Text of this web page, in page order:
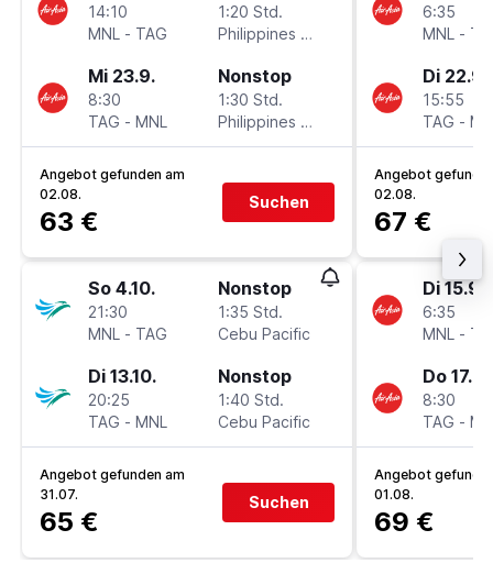
14:10
MNL - TAG
1:20 Std.
Philippines AirAsia
Mi 23.9.
8:30
TAG - MNL
Nonstop
1:30 Std.
Philippines AirAsia
Angebot gefunden am
02.08.
63 €
Suchen
So 4.10.
21:30
MNL - TAG
Nonstop
1:35 Std.
Cebu Pacific
Di 13.10.
20:25
TAG - MNL
Nonstop
1:40 Std.
Cebu Pacific
Angebot gefunden am
31.07.
65 €
Suchen
6:35
MNL -
Di 22.9.
15:55
TAG -
Angebot
02.08.
67 €
Di 15.9.
6:35
MNL -
Do 17.9.
8:30
TAG -
Angebot
01.08.
69 €